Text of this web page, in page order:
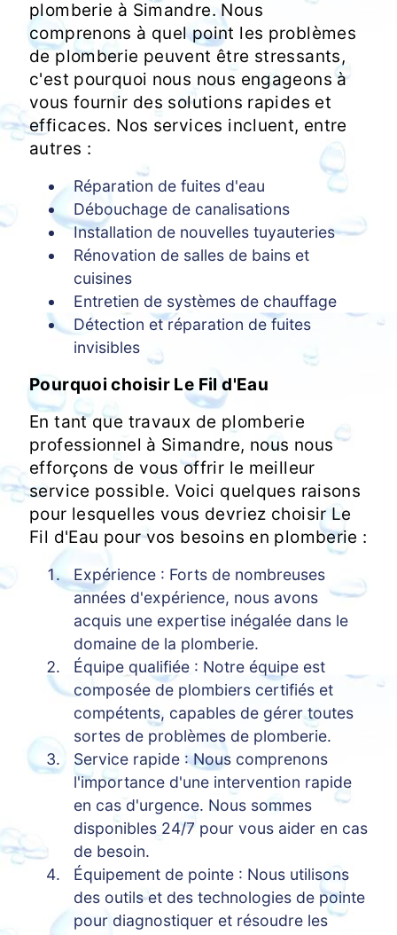
plomberie à Simandre. Nous
comprenons à quel point les problèmes
de plomberie peuvent être stressants,
c'est pourquoi nous nous engageons à
vous fournir des solutions rapides et
efficaces. Nos services incluent, entre
autres :
Réparation de fuites d'eau
Débouchage de canalisations
Installation de nouvelles tuyauteries
Rénovation de salles de bains et
cuisines
Entretien de systèmes de chauffage
Détection et réparation de fuites
invisibles
Pourquoi choisir Le Fil d'Eau
En tant que travaux de plomberie
professionnel à Simandre, nous nous
efforçons de vous offrir le meilleur
service possible. Voici quelques raisons
pour lesquelles vous devriez choisir Le
Fil d'Eau pour vos besoins en plomberie :
Expérience : Forts de nombreuses
années d'expérience, nous avons
acquis une expertise inégalée dans le
domaine de la plomberie.
Équipe qualifiée : Notre équipe est
composée de plombiers certifiés et
compétents, capables de gérer toutes
sortes de problèmes de plomberie.
Service rapide : Nous comprenons
l'importance d'une intervention rapide
en cas d'urgence. Nous sommes
disponibles 24/7 pour vous aider en cas
de besoin.
Équipement de pointe : Nous utilisons
des outils et des technologies de pointe
pour diagnostiquer et résoudre les